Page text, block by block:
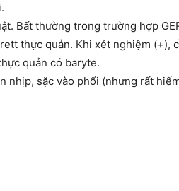
Bất thường trong trường hợp
thực quản. Khi xét nghiệm (+),
quản có baryte.
nhịp, sặc vào phổi (nhưng rất